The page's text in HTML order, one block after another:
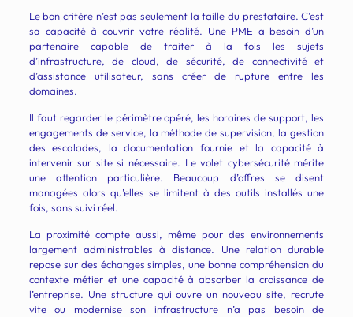
Le bon critère n’est pas seulement la taille du prestataire. C’est
sa capacité à couvrir votre réalité. Une PME a besoin d’un
partenaire capable de traiter à la fois les sujets
d’infrastructure, de cloud, de sécurité, de connectivité et
d’assistance utilisateur, sans créer de rupture entre les
domaines.
Il faut regarder le périmètre opéré, les horaires de support, les
engagements de service, la méthode de supervision, la gestion
des escalades, la documentation fournie et la capacité à
intervenir sur site si nécessaire. Le volet cybersécurité mérite
une attention particulière. Beaucoup d’offres se disent
managées alors qu’elles se limitent à des outils installés une
fois, sans suivi réel.
La proximité compte aussi, même pour des environnements
largement administrables à distance. Une relation durable
repose sur des échanges simples, une bonne compréhension du
contexte métier et une capacité à absorber la croissance de
l’entreprise. Une structure qui ouvre un nouveau site, recrute
vite ou modernise son infrastructure n’a pas besoin de